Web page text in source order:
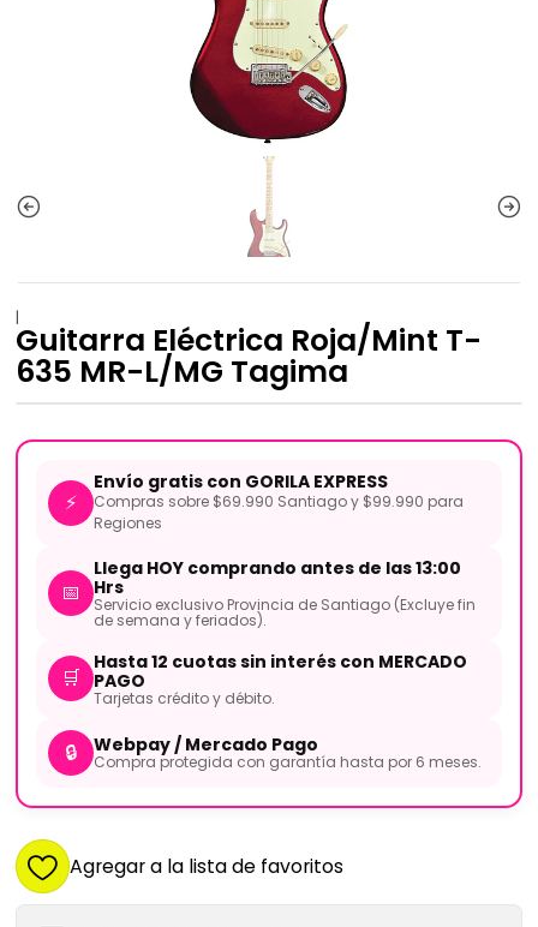
|
Guitarra Eléctrica Roja/Mint T-
635 MR-L/MG Tagima
⚡
Envío gratis con GORILA EXPRESS
Compras sobre $69.990 Santiago y $99.990 para
Regiones
📅
Llega HOY comprando antes de las 13:00
Hrs
Servicio exclusivo Provincia de Santiago (Excluye fin
de semana y feriados).
🛒
Hasta 12 cuotas sin interés con MERCADO
PAGO
Tarjetas crédito y débito.
🔒 Webpay / Mercado Pago
Compra protegida con garantía hasta por 6 meses.
Agregar a la lista de favoritos